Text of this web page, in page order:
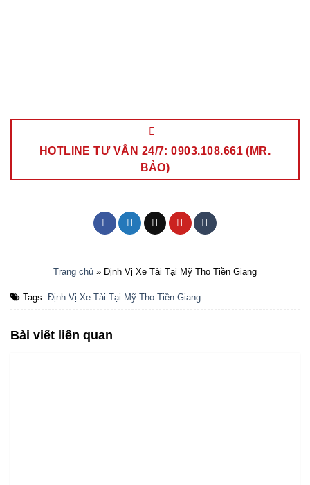
HOTLINE TƯ VẤN 24/7: 0903.108.661 (MR.
BẢO)
Trang chủ » Định Vị Xe Tải Tại Mỹ Tho Tiền Giang
Tags: Định Vị Xe Tải Tại Mỹ Tho Tiền Giang
Bài viết liên quan